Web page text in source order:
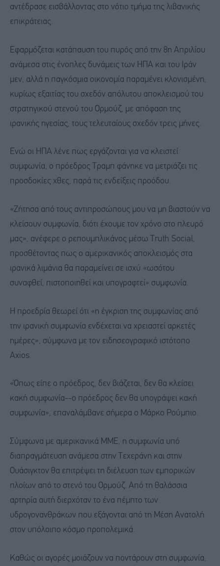
αντέδρασε εισβάλλοντας στο νότιο τμήμα της λιβανικής
επικράτειας.
Εφαρμόζεται κατάπαυση του πυρός από την 8η Απριλίου
ανάμεσα στις ένοπλες δυνάμεις των ΗΠΑ και του Ιράν
μεν, αλλά η παγκόσμια οικονομία παραμένει κλονισμένη,
κυρίως εξαιτίας του σχεδόν απόλυτου αποκλεισμού του
στρατηγικού στενού του Ορμούζ, με απόφαση της
ιρανικής ηγεσίας, τους τελευταίους σχεδόν τρεις μήνες.
Ενώ οι ΗΠΑ λένε πως εργάζονται για να κλειστεί
συμφωνία, ο πρόεδρος Τραμπ φάνηκε να μετριάζει τις
προσδοκίες χθες, παρά τις ενδείξεις προόδου.
«Ζήτησα από τους αντιπροσώπους μου να μη βιαστούν να
κλείσουν συμφωνία, διότι έχουμε τον χρόνο στο πλευρό
μας», ανέφερε ο ρεπουμπλικάνος μέσω Truth Social,
προσθέτοντας πως ο αμερικανικός αποκλεισμός στα
ιρανικά λιμάνια θα παραμείνει σε ισχύ «ωσότου
συναφθεί, πιστοποιηθεί και υπογραφτεί» συμφωνία.
Η προεδρία θεωρεί ότι «η έγκριση της συμφωνίας από
την ιρανική συμφωνία ενδέχεται να χρειαστεί αρκετές
ημέρες», σύμφωνα με τον ειδησεογραφικό ιστότοπο
Axios.
«Όπως είπε ο πρόεδρος, δεν βιάζεται, δεν θα κλείσει
κακή συμφωνία--ο πρόεδρος δεν θα υπογράψει κακή
συμφωνία», επαναλάμβανε σήμερα ο Μάρκο Ρούμπιο.
Σύμφωνα με αμερικανικά ΜΜΕ, η συμφωνία υπό
διαπραγμάτευση ανάμεσα στην Τεχεράνη και στην
Ουάσιγκτον θα επιτρέψει τη διέλευση των εμπορικών
πλοίων από το στενό του Ορμούζ. Από τη θαλάσσια
αρτηρία αυτή διερχόταν το ένα πέμπτο των
υδρογονανθράκων που εξάγονται από τη Μέση Ανατολή
στον υπόλοιπο κόσμο προπολεμικά.
Καθώς οι αγορές μοιάζουν να ποντάρουν στη συμφωνία,